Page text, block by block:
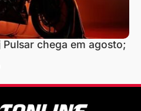
chega em agosto;